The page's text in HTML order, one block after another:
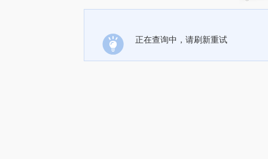
正在查询中，请刷新重试